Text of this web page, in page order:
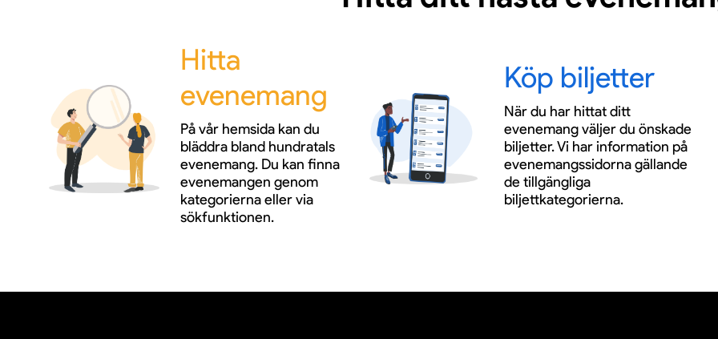
Hitta
evenemang
På vår hemsida kan du
bläddra bland hundratals
evenemang. Du kan finna
evenemangen genom
kategorierna eller via
sökfunktionen.
Köp biljetter
När du har hittat ditt
evenemang väljer du önskade
biljetter. Vi har information på
evenemangssidorna gällande
de tillgängliga
biljettkategorierna.